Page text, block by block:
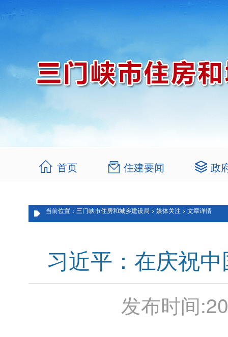
首页 住建要闻 政
当前位置：三门峡市住房和城乡建设局 > 媒体关注 > 文章详情
习近平：在庆祝
发布时间: